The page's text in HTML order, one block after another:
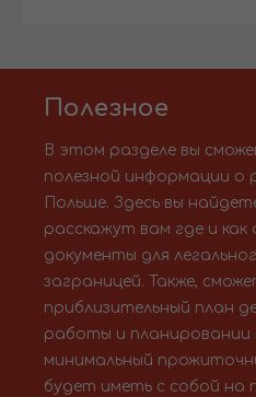
Полезное
В этом разделе вы
полезной информации о
Польше. Здесь вы
расскажут вам где и
документы для
заграницей. Также,
приблизительный план
работы и планировании
минимальный
будет иметь с собой на